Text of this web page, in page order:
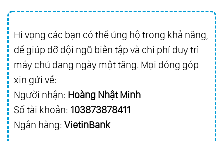
Hi vọng các bạn có thể ủng hộ trong khả năng,
để giúp đỡ đội ngũ biên tập và chi phí duy trì
máy chủ đang ngày một tăng. Mọi đóng góp
xin gửi về:
Người nhận: Hoàng Nhật Minh
Số tài khoản: 103873878411
Ngân hàng: VietinBank